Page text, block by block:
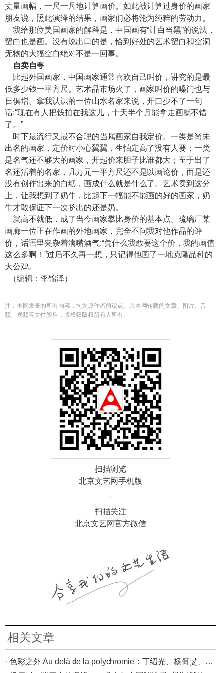
丈量画幅，一尺一尺地计算画价。如此被计算过身价的画家
朋友说，照此演绎的结果，画家们必将沦为纯粹的劳动力。
我给那位美国画家的解释是，中国画有“计白当黑”的说法，
留白也是画。没有说出口的是，恰到好处的艺术留白和空洞
无物的大幅空白绝对不是一回事。
自卖自夸
比起外国画家，中国画家通常喜欢自己叫价，讲究的是最
低多少钱一平方尺。艺术品市场火了，画家叫价的嗓门也与
日俱增。拿我认识的一位山水名家来说，开口少不了一句
话:“现在有人把钱拍在我这儿，十天半个月能拿走画就不错
了。”
时下最流行又最不合理的当属画家自我定价。一类是尚未
出名的画家，定价时小心翼翼，生怕定高了没有人要；一类
是名气还不够大的画家，开起价来胆子比谁都大；至于出了
名还活着的名家，几万元一平方尺还不是以画论价，而是还
没有创作出来的白纸，画成什么就是什么了。艺术卖到这分
上，让我想到了奶牛，比起下一幅能不能画的好的画家，奶
牛才敢保证下一次挤出的还是奶。
就高不就低，成了当今画家攀比身价的基本点。琉璃厂某
画廊一位正在作画的外地画家，完全不问我对他作品的评
价，话语里夹杂着满嘴酒气:“凭什么我敢要这个价，我的画值
这么多啊！”过后不久再一想，只记得他画了一地克隆品种的
大公鸡。
（编辑：李锦泽）
注：本网发表的所有内容，均为原作者的观点。凡本网转载的文章、图片、音
频、视频等文件资料，版权归版权所有人所有。
扫描浏览
北京文艺网手机版
扫描关注
北京文艺网官方微信
相关文章
· 色彩之外 Au delà de la polychromie：丁绍光、杨佴旻、Alain Cardenas·Castro巴黎展